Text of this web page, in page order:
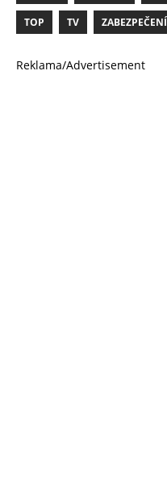
TOP TV ZABEZPEČENÍ
Reklama/Advertisement